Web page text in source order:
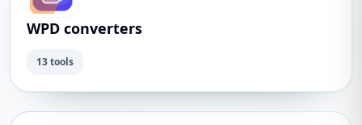
WPD converters
13 tools